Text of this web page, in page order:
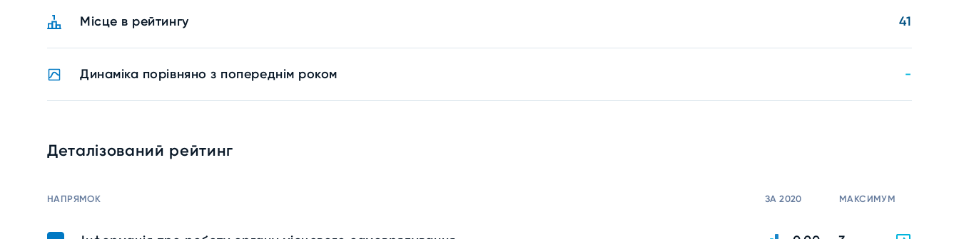
Місце в рейтингу 41
Динаміка порівняно з попереднім роком -
Деталізований рейтинг
НАПРЯМОК ЗА 2020 МАКСИМУМ